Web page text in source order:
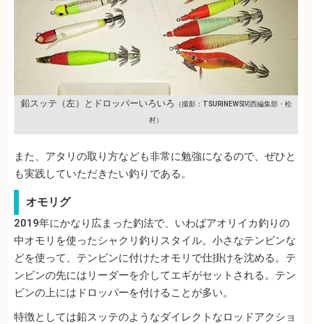
鉛スッテ（左）とドロッパーいろいろ （撮影：TSURINEWS関西編集部・松
村）
また、アタリの取り方なども非常に勉強になるので、ぜひと
も実践していただきたい釣りである。
オモリグ
2019年にかなり広まった釣法で、いわばアオリイカ釣りの
中オモリを使ったシャクリ釣りスタイル。小さなテンビンな
どを使って、テンビンに付けたオモリで仕掛けを沈める。テ
ンビンの先にはリーダーを介してエギがセットされる。テン
ビンの上にはドロッパーを付けることが多い。
特徴としては鉛スッテのようなダイレクトなロッドアクショ